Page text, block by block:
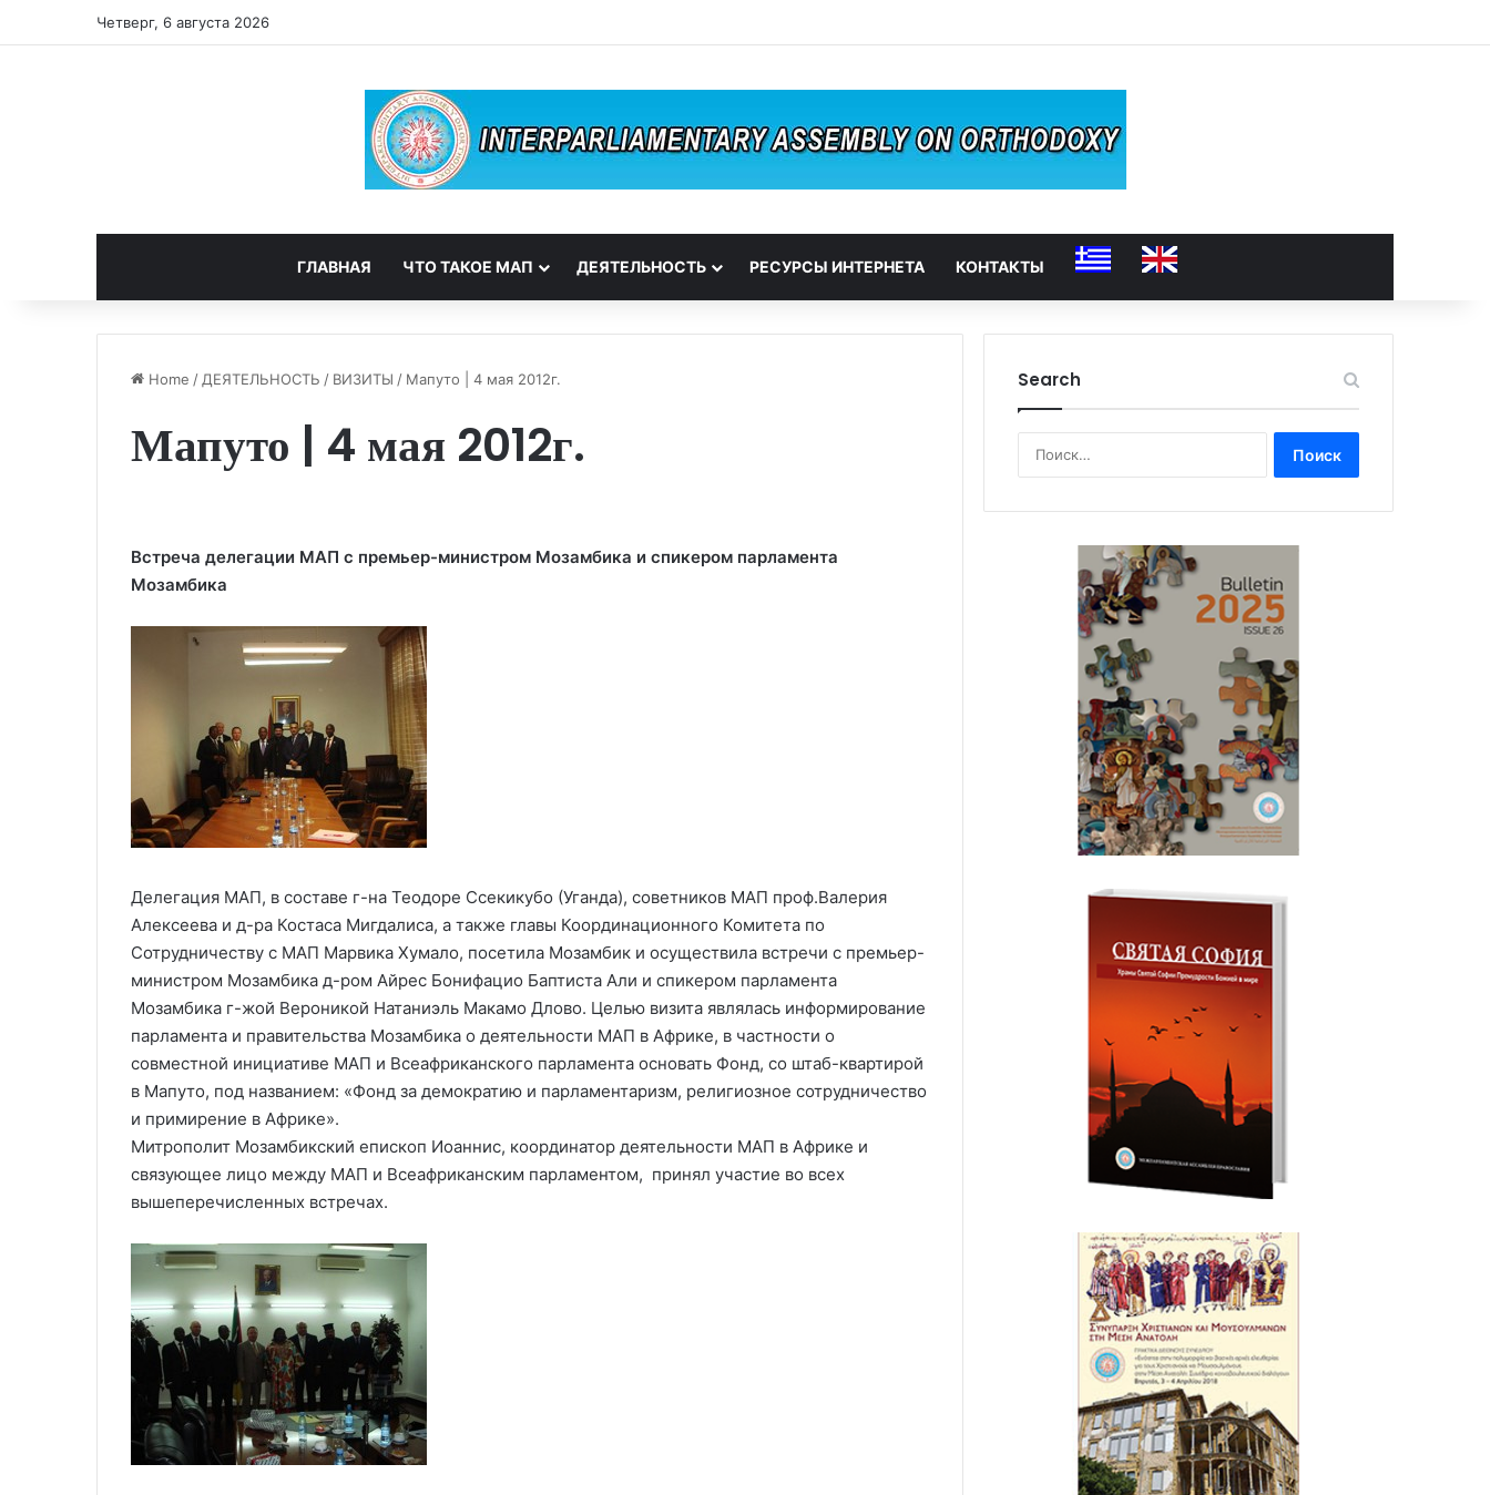
Четверг, 6 августа 2026
ГЛАВНАЯ ЧТО ТАКОЕ МАП ДЕЯТЕЛЬНОСТЬ РЕСУРСЫ ИНТЕРНЕТА КОНТАКТЫ
Home / ДЕЯТЕЛЬНОСТЬ / ВИЗИТЫ / Мапуто | 4 мая 2012г.
Мапуто | 4 мая 2012г.
Встреча делегации МАП с премьер-министром Мозамбика и спикером парламента
Мозамбика
Делегация МАП, в составе г-на Теодоре Ссекикубо (Уганда), советников МАП проф.Валерия
Алексеева и д-ра Костаса Мигдалиса, а также главы Координационного Комитета по
Сотрудничеству с МАП Марвика Хумало, посетила Мозамбик и осуществила встречи с премьер-
министром Мозамбика д-ром Айрес Бонифацио Баптиста Али и спикером парламента
Мозамбика г-жой Вероникой Натаниэль Макамо Длово. Целью визита являлась информирование
парламента и правительства Мозамбика о деятельности МАП в Африке, в частности о
совместной инициативе МАП и Всеафриканского парламента основать Фонд, со штаб-квартирой
в Мапуто, под названием: «Фонд за демократию и парламентаризм, религиозное сотрудничество
и примирение в Африке».
Митрополит Мозамбикский епископ Иоаннис, координатор деятельности МАП в Африке и
связующее лицо между МАП и Всеафриканским парламентом, принял участие во всех
вышеперечисленных встречах.
Search